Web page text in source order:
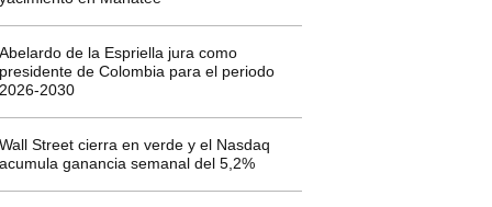
Abelardo de la Espriella jura como
presidente de Colombia para el periodo
2026-2030
Wall Street cierra en verde y el Nasdaq
acumula ganancia semanal del 5,2%